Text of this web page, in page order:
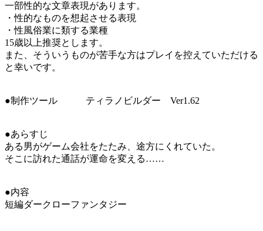
一部性的な文章表現があります。
・性的なものを想起させる表現
・性風俗業に類する業種
15歳以上推奨とします。
また、そういうものが苦手な方はプレイを控えていただける
と幸いです。
●制作ツール ティラノビルダー Ver1.62
●あらすじ
ある男がゲーム会社をたたみ、途方にくれていた。
そこに訪れた通話が運命を変える……
●内容
短編ダークローファンタジー